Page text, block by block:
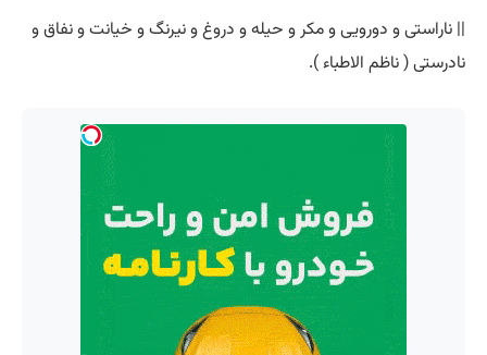
|| ناراستی و دورویی و مکر و حیله و دروغ و نیرنگ و خیانت و نفاق و
نادرستی ( ناظم الاطباء ).